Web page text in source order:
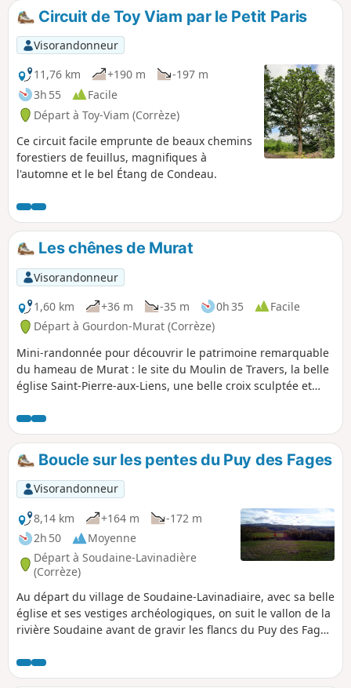
Circuit de Toy Viam par le Petit Paris
Visorandonneur
11,76 km
+190 m
-197 m
3h 55
Facile
Départ à Toy-Viam (Corrèze)
Ce circuit facile emprunte de beaux chemins
forestiers de feuillus, magnifiques à
l'automne et le bel Étang de Condeau.
Les chênes de Murat
Visorandonneur
1,60 km
+36 m -35 m 0h 35
Facile
Départ à Gourdon-Murat (Corrèze)
Mini-randonnée pour découvrir le patrimoine remarquable
du hameau de Murat : le site du Moulin de Travers, la belle
église Saint-Pierre-aux-Liens, une belle croix sculptée et
Boucle sur les pentes du Puy des Fages
Visorandonneur
8,14 km
+164 m
-172 m
2h 50
Moyenne
Départ à Soudaine-Lavinadière
(Corrèze)
Au départ du village de Soudaine-Lavinadiaire, avec sa belle
église et ses vestiges archéologiques, on suit le vallon de la
rivière Soudaine avant de gravir les flancs du Puy des Fages
tableau, quelques ruisseaux rafraîchissants et de verts
pâturages, où paissent vaches Limousines et chevaux.